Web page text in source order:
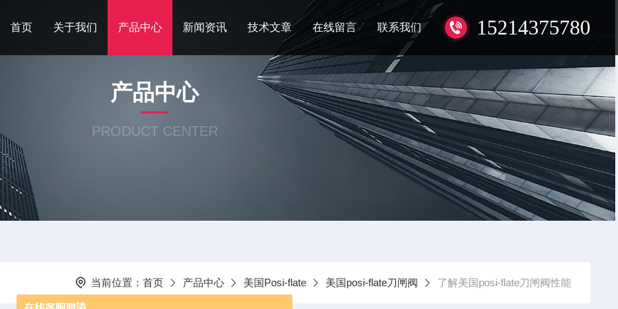
15214375780
首页 关于我们 产品中心 新闻资讯 技术文章 在线留言 联系我们
产品中心
PRODUCT CENTER
当前位置： 首页 产品中心 美国Posi-flate 美国posi-flate刀闸阀 了解美国posi-flate刀闸阀性能